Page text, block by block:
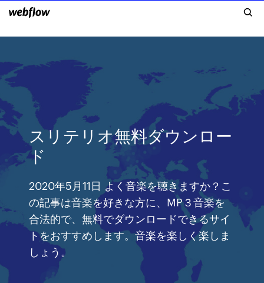
スリテリオ無料ダウンロー
ド
2020年5月11日 よく音楽を聴きますか？こ
の記事は音楽を好きな方に、MP３音楽を
合法的で、無料でダウンロードできるサイ
トをおすすめします。音楽を楽しく楽しま
しょう。